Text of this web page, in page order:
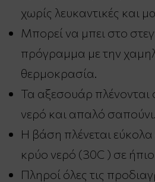
χωρίς λευκαντικές και
Μπορεί να μπει στο
πρόγραμμα με την
θερμοκρασία.
Τα αξεσουάρ πλένονται
νερό και απαλό σαπούνι.
Η βάση πλένεται
κρύο νερό (30C ) σε ήπιο
Πληροί όλες τις